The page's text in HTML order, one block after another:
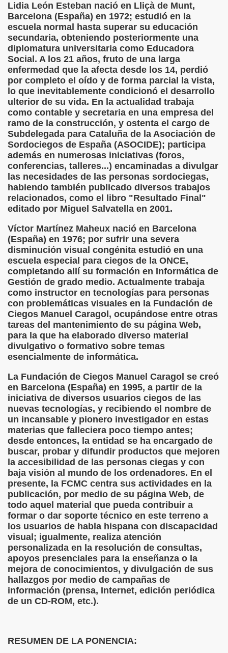
Lidia León Esteban nació en Lliçà de Munt,
Barcelona (España) en 1972; estudió en la
escuela normal hasta superar su educación
secundaria, obteniendo posteriormente una
diplomatura universitaria como Educadora
Social. A los 21 años, fruto de una larga
enfermedad que la afecta desde los 14, perdió
por completo el oído y de forma parcial la vista,
lo que inevitablemente condicionó el desarrollo
ulterior de su vida. En la actualidad trabaja
como contable y secretaria en una empresa del
ramo de la construcción, y ostenta el cargo de
Subdelegada para Cataluña de la Asociación de
Sordociegos de España (ASOCIDE); participa
además en numerosas iniciativas (foros,
conferencias, talleres...) encaminadas a divulgar
las necesidades de las personas sordociegas,
habiendo también publicado diversos trabajos
relacionados, como el libro "Resultado Final"
editado por Miguel Salvatella en 2001.
Víctor Martínez Maheux nació en Barcelona
(España) en 1976; por sufrir una severa
disminución visual congénita estudió en una
escuela especial para ciegos de la ONCE,
completando allí su formación en Informática de
Gestión de grado medio. Actualmente trabaja
como instructor en tecnologías para personas
con problemáticas visuales en la Fundación de
Ciegos Manuel Caragol, ocupándose entre otras
tareas del mantenimiento de su página Web,
para la que ha elaborado diverso material
divulgativo o formativo sobre temas
esencialmente de informática.
La Fundación de Ciegos Manuel Caragol se creó
en Barcelona (España) en 1995, a partir de la
iniciativa de diversos usuarios ciegos de las
nuevas tecnologías, y recibiendo el nombre de
un incansable y pionero investigador en estas
materias que falleciera poco tiempo antes;
desde entonces, la entidad se ha encargado de
buscar, probar y difundir productos que mejoren
la accesibilidad de las personas ciegas y con
baja visión al mundo de los ordenadores. En el
presente, la FCMC centra sus actividades en la
publicación, por medio de su página Web, de
todo aquel material que pueda contribuir a
formar o dar soporte técnico en este terreno a
los usuarios de habla hispana con discapacidad
visual; igualmente, realiza atención
personalizada en la resolución de consultas,
apoyos presenciales para la enseñanza o la
mejora de conocimientos, y divulgación de sus
hallazgos por medio de campañas de
información (prensa, Internet, edición periódica
de un CD-ROM, etc.).
RESUMEN DE LA PONENCIA:
Todos (Pedro Zurita)
Borrás)
Social, Córdoba 03-03-09 (Pedro A. Zurita)
de Sor Sacramento)
Elissalde)
1ª Escuela de Ciegos Que Hubo en España (Jesús
06-09 (Pedro Zurita)
(Francisco Javier Bernal García)
(Roberto Enjuto)
Fundamento Y Sentimientos (Samuel Rodríguez
(Rogelio Muñoz Martínez)
la Luz (Alberto Gil)
(Francesc Miñana)
Suárez Santana)
no latino (Pedro Zurita)
Zurita, Ex Secretario Unión Mundial de Ciegos (Pedro
Ex Secretari Unió Mundial de Cecs, català (Pedro
del Monumento a Luis Braille, 1980 (editora
Baquero, Conferencia (David López)
de Obstáculos (Juurmaa, J.)
de Escritura Táctil para Lectores con Ceguera o
de Hombres Ilustres de París (César Puente)
150è Aniversari mort de Louis Braille (CPB de l'ONCE a
Maestro (F. Javier Bernal García)
Vicente (F. Javier Bernal)
Figueroa)